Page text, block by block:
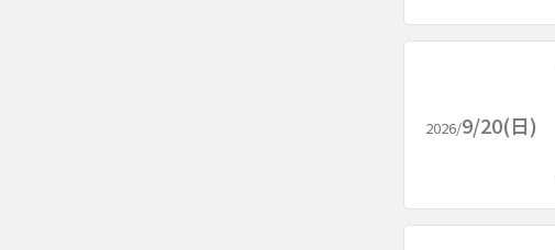
2026/9/20(日)